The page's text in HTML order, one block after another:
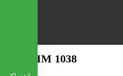
روتختی IM 1038